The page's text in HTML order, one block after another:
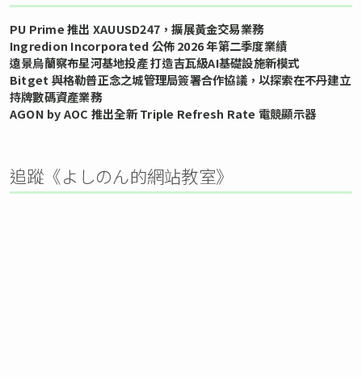
PU Prime 推出 XAUUSD247，擴展黃金交易業務
Ingredion Incorporated 公佈 2026 年第二季度業績
遠景烏蘭察布星河基地投產 打造吉瓦級AI基礎設施新模式
Bitget 與格勒普正念之城管理局簽署合作協議，以探索在不丹建立
持牌數碼資產業務
AGON by AOC 推出全新 Triple Refresh Rate 電競顯示器
追蹤《よしのん的網站教室》